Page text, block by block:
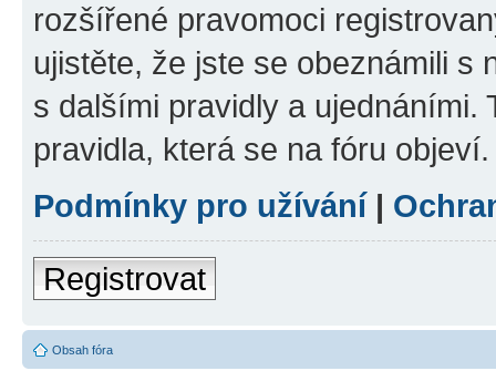
rozšířené pravomoci
ujistěte, že jste se obeznámili s
s dalšími pravidly a ujednáními.
pravidla, která se na fóru objeví.
Podmínky pro užívání |
Registrovat
Obsah fóra